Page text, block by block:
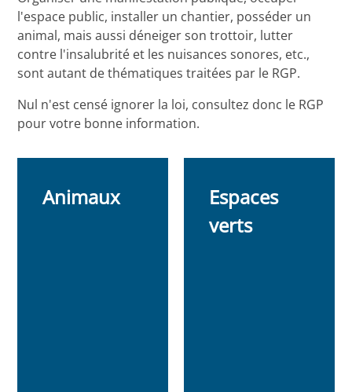
l'espace public, installer un chantier, posséder un
animal, mais aussi déneiger son trottoir, lutter
contre l'insalubrité et les nuisances sonores, etc.,
sont autant de thématiques traitées par le RGP.
Nul n'est censé ignorer la loi, consultez donc le RGP
pour votre bonne information.
Animaux
Espaces
verts